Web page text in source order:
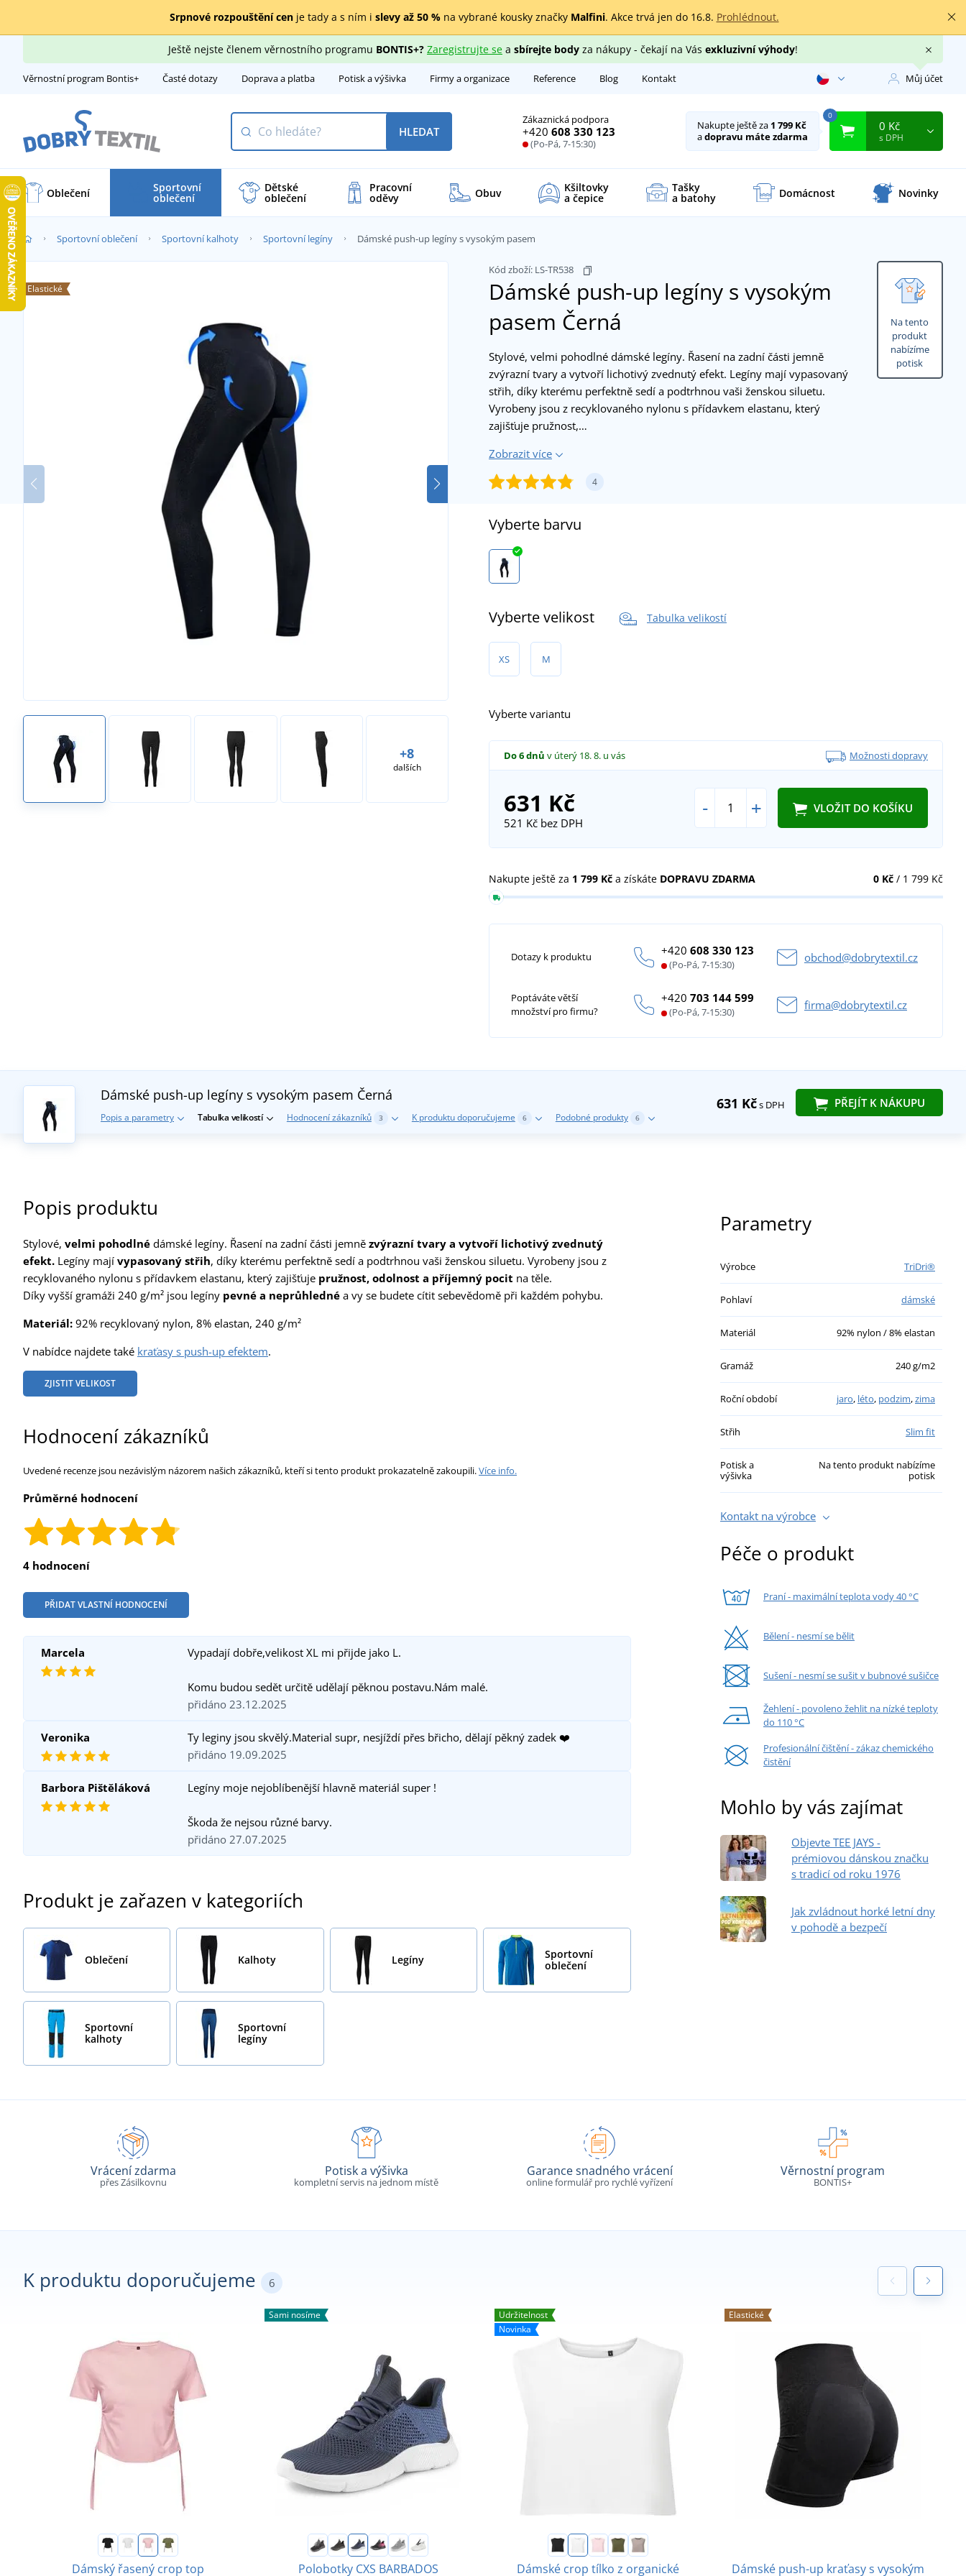
Srpnové rozpouštění cenje tady a s ním i slevy až 50 %na vybrané kousky značky Malfini. Akce trvá jen do 16.8. Prohlédnout.
Ještě nejste členem věrnostního programu BONTIS+? Zaregistrujte sea sbírejte bodyza nákupy - čekají na Vás exkluzivní výhody!
Věrnostní program Bontis+ Časté dotazy Doprava a platba Potisk a výšivka Firmy a organizace Reference Blog Kontakt Můj účet
Zákaznická podpora
+420 608 330 123
(Po-Pá, 7-15:30)
HLEDAT Nakupte ještě za 1 799 Kč
adopravu máte zdarma
0
0 Kč
s DPH
Oblečení Sportovní
oblečení
Dětské
oblečení
Pracovní
oděvy Obuv Kšiltovky
a čepice
Tašky
a batohy Domácnost Novinky
Sportovní oblečení Sportovní kalhoty Sportovní legíny Dámské push-up legíny s vysokým pasem
Na tento
produkt
nabízíme
potisk
Kód zboží: LS-TR538
Dámské push-up legíny s vysokým
pasem Černá
+8
dalších
Elastické
Stylové, velmi pohodlné dámské legíny. Řasení na zadní části jemně
zvýrazní tvary a vytvoří lichotivý zvednutý efekt. Legíny mají vypasovaný
střih, díky kterému perfektně sedí a podtrhnou vaši ženskou siluetu.
Vyrobeny jsou z recyklovaného nylonu s přídavkem elastanu, který
zajišťuje pružnost,…
Zobrazit více
4
Vyberte barvu
Vyberte velikost Tabulka velikostí
XS M
Vyberte variantu
Do 6 dnů v úterý 18. 8. u vás Možnosti dopravy
631 Kč
521 Kčbez DPH
- + VLOŽIT DO KOŠÍKU
0 Kč/ 1 799 Kč
Nakupte ještě za 1 799 Kč a získáte DOPRAVU ZDARMA
Dotazy k produktu +420608 330 123
(Po-Pá, 7-15:30)
obchod@dobrytextil.cz
Poptáváte větší
množství pro firmu?
+420703 144 599
(Po-Pá, 7-15:30)
firma@dobrytextil.cz
631 Kčs DPH PŘEJÍT K NÁKUPU
Dámské push-up legíny s vysokým pasem Černá
Popis a parametry Tabulka velikostí Hodnocení zákazníků 3 K produktu doporučujeme 6 Podobné produkty 6
Popis produktu
Stylové, velmi pohodlné dámské legíny. Řasení na zadní části jemně zvýrazní tvary a vytvoří lichotivý zvednutý
efekt. Legíny mají vypasovaný střih, díky kterému perfektně sedí a podtrhnou vaši ženskou siluetu. Vyrobeny jsou z
recyklovaného nylonu s přídavkem elastanu, který zajišťuje pružnost, odolnost a příjemný pocit na těle.
Díky vyšší gramáži 240 g/m² jsou legíny pevné a neprůhledné a vy se budete cítit sebevědomě při každém pohybu.
Materiál: 92% recyklovaný nylon, 8% elastan, 240 g/m²
V nabídce najdete také kraťasy s push-up efektem.
ZJISTIT VELIKOST
Hodnocení zákazníků
Uvedené recenze jsou nezávislým názorem našich zákazníků, kteří si tento produkt prokazatelně zakoupili.Více info.
Průměrné hodnocení
4 hodnocení
PŘIDAT VLASTNÍ HODNOCENÍ
Marcela Vypadají dobře,velikost XL mi přijde jako L.
Komu budou sedět určitě udělají pěknou postavu.Nám malé.
přidáno 23.12.2025
Veronika
Ty leginy jsou skvělý.Material supr, nesjíždí přes břicho, dělají pěkný zadek ❤️
přidáno 19.09.2025
Barbora Pištěláková Legíny moje nejoblíbenější hlavně materiál super !
Škoda že nejsou různé barvy.
přidáno 27.07.2025
Produkt je zařazen v kategoriích
Oblečení Kalhoty Legíny
Sportovní
oblečení
Sportovní
kalhoty
Sportovní
legíny
Parametry
Výrobce TriDri®
Pohlaví dámské
Materiál 92% nylon / 8% elastan
Gramáž 240 g/m2
Roční období jaro, léto, podzim,zima
Střih Slim fit
Potisk a
výšivka
Na tento produkt nabízíme
potisk
Kontakt na výrobce
Péče o produkt
Praní - maximální teplota vody 40 °C
Bělení - nesmí se bělit
Sušení - nesmí se sušit v bubnové sušičce
Žehlení - povoleno žehlit na nízké teploty
do 110 °C
Profesionální čištění - zákaz chemického
čistění
Mohlo by vás zajímat
Objevte TEE JAYS -
prémiovou dánskou značku
s tradicí od roku 1976
Jak zvládnout horké letní dny
v pohodě a bezpečí
Vrácení zdarma
přes Zásilkovnu
Potisk a výšivka
kompletní servis na jednom místě
Garance snadného vrácení
online formulář pro rychlé vyřízení
Věrnostní program
BONTIS+
K produktu doporučujeme 6
Dámský řasený crop top
Sami nosíme
Polobotky CXS BARBADOS
Udržitelnost
Novinka
Dámské crop tílko z organické
Elastické
Dámské push-up kraťasy s vysokým